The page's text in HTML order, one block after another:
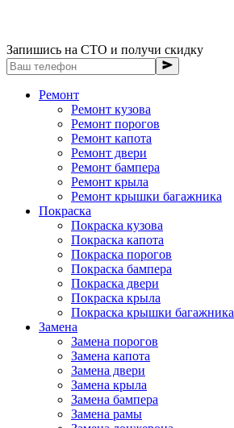
Запишись на СТО и получи скидку
Ремонт
Ремонт кузова
Ремонт порогов
Ремонт капота
Ремонт двери
Ремонт бампера
Ремонт крыла
Ремонт крышки багажника
Покраска
Покраска кузова
Покраска капота
Покраска порогов
Покраска бампера
Покраска двери
Покраска крыла
Покраска крышки багажника
Замена
Замена порогов
Замена капота
Замена двери
Замена крыла
Замена бампера
Замена рамы